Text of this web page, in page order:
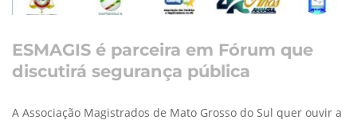
ESMAGIS é parceira em Fórum que
discutirá segurança pública
A Associação Magistrados de Mato Grosso do Sul quer ouvir a